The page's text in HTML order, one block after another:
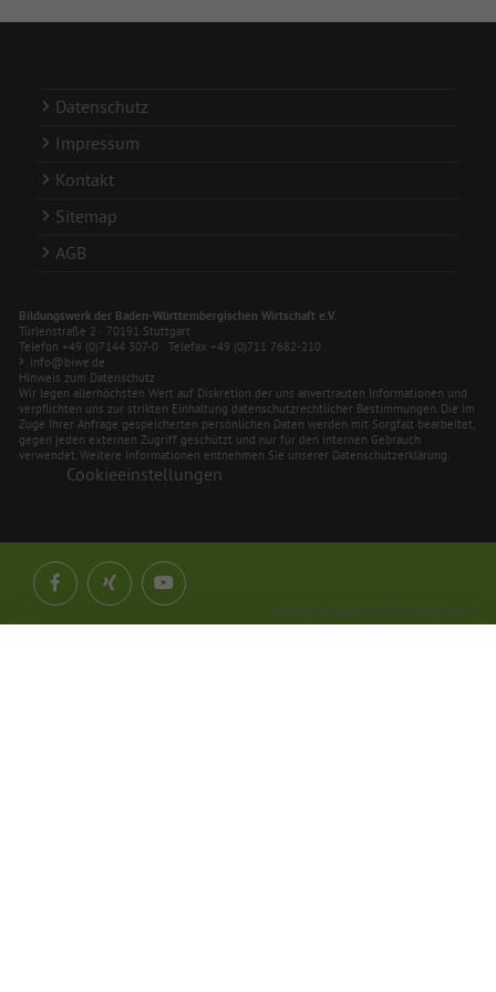
Datenschutz
Impressum
Kontakt
Sitemap
AGB
Bildungswerk der Baden-Württembergischen Wirtschaft e.V.
Türlenstraße 2 · 70191 Stuttgart
Telefon +49 (0)7144 307-0 · Telefax +49 (0)711 7682-210
info@biwe.de
Hinweis zum Datenschutz
Wir legen allerhöchsten Wert auf Diskretion der uns anvertrauten Informationen und
verpflichten uns zur strikten Einhaltung datenschutzrechtlicher Bestimmungen. Die im
Zuge Ihrer Anfrage gespeicherten persönlichen Daten werden mit Sorgfalt bearbeitet,
gegen jeden externen Zugriff geschützt und nur für den internen Gebrauch
verwendet. Weitere Informationen entnehmen Sie unserer Datenschutzerklärung.
Cookieeinstellungen
Powered by ecadia © 2026 ecadia GmbH